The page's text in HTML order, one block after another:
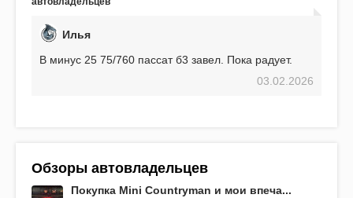
превосходит предыдущую модель.
Илья
В минус 25 75/760 пассат б3 завел. Пока радует.
03.02.2026
Обзоры автовладельцев
Покупка Mini Countryman и мои впеча...